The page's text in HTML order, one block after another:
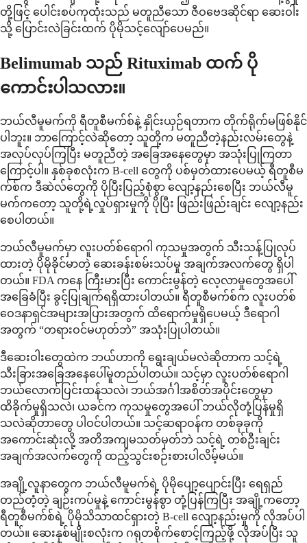
တို့ဖြင့် ပေါင်းစပ်ကုထုံးသည် မတူညီသော ဇီဝဗေဒဆိုင်ရာ ဆေးဝါး
သို့ ပြောင်းလဲခြင်းထက် ပိုမိုသင့်လျော်ပေမည်။
Belimumab သည် Rituximab ထက် ပို
ကောင်းပါသလား။
ဘယ်လီမူမက်ကို ရီတူစီမက်စ်နဲ့ နှိုင်းယှဉ်ရတာက တိုက်ရိုက်မဖြစ်နိုင်
ပါဘူး။ ဘာကြောင့်လဲဆိုတော့ သူတို့က မတူညီတဲ့နည်းလမ်းတွေနဲ့
အလုပ်လုပ်ကြပြီး မတူညီတဲ့ အခြေအနေတွေမှာ အသုံးပြုကြတာ
ကြောင့်ပါ။ နှစ်ခုစလုံးက B-cell တွေကို ပစ်မှတ်ထားပေမယ့် ရီတူစီမ
က်စ်က ဒီဆဲလ်တွေကို ပိုပြီးပြည့်စုံစွာ လျော့နည်းစေပြီး ဘယ်လီမူ
မက်ကတော့ သူတို့ရဲ့လှုပ်ရှားမှုကို ပိုပြီး ဖြည်းဖြည်းချင်း လျော့နည်း
စေပါတယ်။
ဘယ်လီမူမက်မှာ လူးပတ်စ်ရောဂါ ကုသမှုအတွက် သီးသန့်ပြုလုပ်
ထားတဲ့ ပိုမိုခိုင်မာတဲ့ ဆေးခန်းစမ်းသပ်မှု အချက်အလက်တွေ ရှိပါ
တယ်။ FDA ကနေ ကြီးမားပြီး ကောင်းမွန်တဲ့ လေ့လာမှုတွေအပေါ်
အခြေခံပြီး ခွင့်ပြုချက်ရရှိထားပါတယ်။ ရီတူစီမက်စ်က လူးပတ်စ်
ဝေဒနာရှင်အများအပြားအတွက် ထိရောက်မှုရှိပေမယ့် ဒီရောဂါ
အတွက် “တရားဝင်မဟုတ်ဘဲ” အသုံးပြုပါတယ်။
ဒီဆေးဝါးတွေထဲက ဘယ်ဟာကို ရွေးချယ်မလဲဆိုတာက သင့်ရဲ့
သီးခြားအခြေအနေပေါ်မူတည်ပါတယ်။ သင့်မှာ လူးပတ်စ်ရောဂါ
ဘယ်လောက်ပြင်းထန်သလဲ၊ ဘယ်အင်္ဂါအစိတ်အပိုင်းတွေမှာ
ထိခိုက်မှုရှိသလဲ၊ ယခင်က ကုသမှုတွေအပေါ် ဘယ်လိုတုံ့ပြန်မှုရှိ
သလဲဆိုတာတွေ ပါဝင်ပါတယ်။ သင့်ဆရာဝန်က တစ်ခုခုကို
အကောင်းဆုံးလို့ အတိအကျမသတ်မှတ်ဘဲ သင့်ရဲ့ တစ်ဦးချင်း
အချက်အလက်တွေကို ထည့်သွင်းစဉ်းစားပါလိမ့်မယ်။
အချို့လူနာတွေက ဘယ်လီမူမက်ရဲ့ ပိုမိုပျော့ပျောင်းပြီး ရေရှည်
တည်တံ့တဲ့ ချဉ်းကပ်မှုနဲ့ ကောင်းမွန်စွာ တုံ့ပြန်ကြပြီး အချို့ကတော့
ရီတူစီမက်စ်ရဲ့ ပိုမိုသိသာထင်ရှားတဲ့ B-cell လျော့နည်းမှုကို လိုအပ်ပါ
တယ်။ ဆေးနှစ်မျိုးစလုံးက ဂရုတစိုက်စောင့်ကြည့်ဖို့ လိုအပ်ပြီး သူ